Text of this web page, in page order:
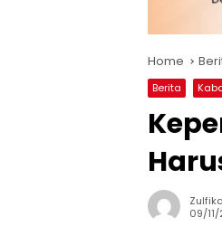
Home
Berita
09/